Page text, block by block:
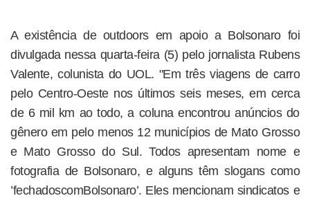
A existência de outdoors em apoio a Bolsonaro foi
divulgada nessa quarta-feira (5) pelo jornalista Rubens
Valente, colunista do UOL. "Em três viagens de carro
pelo Centro-Oeste nos últimos seis meses, em cerca
de 6 mil km ao todo, a coluna encontrou anúncios do
gênero em pelo menos 12 municípios de Mato Grosso
e Mato Grosso do Sul. Todos apresentam nome e
fotografia de Bolsonaro, e alguns têm slogans como
’fechadoscomBolsonaro’. Eles mencionam sindicatos e